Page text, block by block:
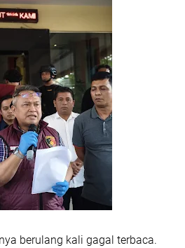
berulang kali gagal terbaca.